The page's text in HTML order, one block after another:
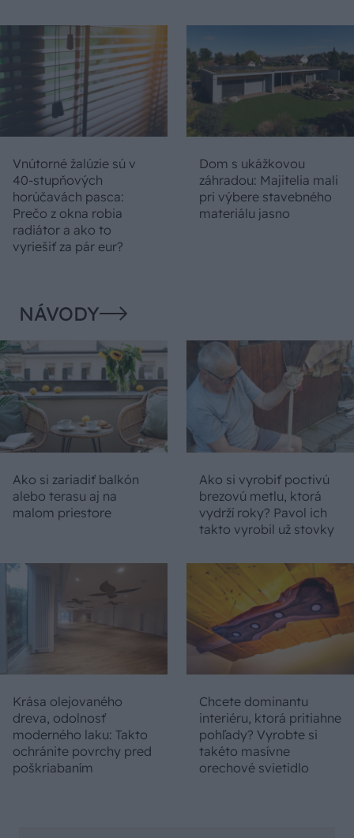
Vnútorné žalúzie sú v
40-stupňových
horúčavách pasca:
Prečo z okna robia
radiátor a ako to
vyriešiť za pár eur?
Dom s ukážkovou
záhradou: Majitelia mali
pri výbere stavebného
materiálu jasno
NÁVODY
Ako si zariadiť balkón
alebo terasu aj na
malom priestore
Ako si vyrobiť poctivú
brezovú metlu, ktorá
vydrží roky? Pavol ich
takto vyrobil už stovky
Krása olejovaného
dreva, odolnosť
moderného laku: Takto
ochránite povrchy pred
poškriabaním
Chcete dominantu
interiéru, ktorá pritiahne
pohľady? Vyrobte si
takéto masívne
orechové svietidlo